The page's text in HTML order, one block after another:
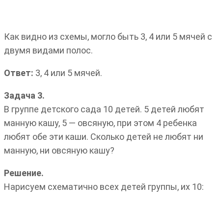
Как видно из схемы, могло быть 3, 4 или 5 мячей с
двумя видами полос.
Ответ: 3, 4 или 5 мячей.
Задача 3.
В группе детского сада 10 детей. 5 детей любят
манную кашу, 5 — овсяную, при этом 4 ребенка
любят обе эти каши. Сколько детей не любят ни
манную, ни овсяную кашу?
Решение.
Нарисуем схематично всех детей группы, их 10: